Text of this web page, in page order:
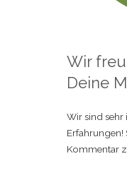
Wir
Deine
Wir sind sehr
Erfahrungen!
Kommentar